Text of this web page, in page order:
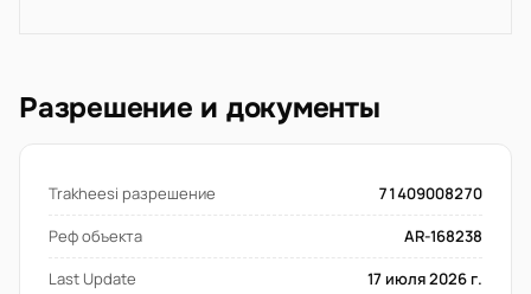
Разрешение и документы
Trakheesi разрешение
71409008270
Реф объекта
AR-168238
Last Update
17 июля 2026 г.